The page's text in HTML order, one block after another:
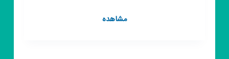
مشاهدهکانال